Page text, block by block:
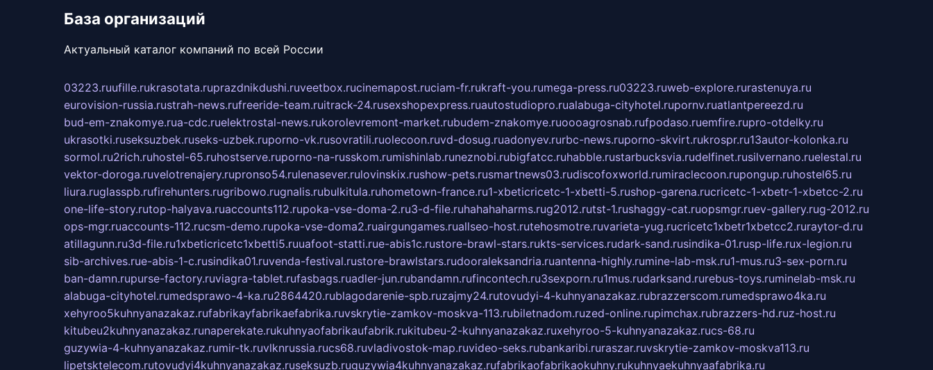
База организаций
Актуальный каталог компаний по всей России
03223.ruufille.rukrasotata.ruprazdnikdushi.ruveetbox.rucinemapost.ruciam-fr.rukraft-you.rumega-press.ru03223.ruweb-explore.rurastenuya.ru
eurovision-russia.rustrah-news.rufreeride-team.ruitrack-24.rusexshopexpress.ruautostudiopro.rualabuga-cityhotel.rupornv.ruatlantpereezd.ru
bud-em-znakomye.rua-cdc.ruelektrostal-news.rukorolevremont-market.rubudem-znakomye.ruoooagrosnab.rufpodaso.ruemfire.rupro-otdelky.ru
ukrasotki.ruseksuzbek.ruseks-uzbek.ruporno-vk.rusovratili.ruolecoon.ruvd-dosug.ruadonyev.rurbc-news.ruporno-skvirt.rukrospr.ru13autor-kolonka.ru
sormol.ru2rich.ruhostel-65.ruhostserve.ruporno-na-russkom.rumishinlab.runeznobi.rubigfatcc.ruhabble.rustarbucksvia.rudelfinet.rusilvernano.ruelestal.ru
vektor-doroga.ruvelotrenajery.rupronso54.rulenasever.rulovinskix.rushow-pets.rusmartnews03.rudiscofoxworld.rumiraclecoon.rupongup.ruhostel65.ru
liura.ruglasspb.rufirehunters.rugribowo.rugnalis.rubulkitula.ruhometown-france.ru1-xbeticricetc-1-xbetti-5.rushop-garena.rucricetc-1-xbetr-1-xbetcc-2.ru
one-life-story.rutop-halyava.ruaccounts112.rupoka-vse-doma-2.ru3-d-file.ruhahahaharms.rug2012.rutst-1.rushaggy-cat.ruopsmgr.ruev-gallery.rug-2012.ru
ops-mgr.ruaccounts-112.rucsm-demo.rupoka-vse-doma2.ruairgungames.ruallseo-host.rutehosmotre.ruvarieta-yug.rucricetc1xbetr1xbetcc2.ruraytor-d.ru
atillagunn.ru3d-file.ru1xbeticricetc1xbetti5.ruuafoot-statti.rue-abis1c.rustore-brawl-stars.rukts-services.rudark-sand.rusindika-01.rusp-life.rux-legion.ru
sib-archives.rue-abis-1-c.rusindika01.ruvenda-festival.rustore-brawlstars.rudooraleksandria.ruantenna-highly.rumine-lab-msk.ru1-mus.ru3-sex-porn.ru
ban-damn.rupurse-factory.ruviagra-tablet.rufasbags.ruadler-jun.rubandamn.rufincontech.ru3sexporn.ru1mus.rudarksand.rurebus-toys.ruminelab-msk.ru
alabuga-cityhotel.rumedsprawo-4-ka.ru2864420.rublagodarenie-spb.ruzajmy24.rutovudyi-4-kuhnyanazakaz.rubrazzerscom.rumedsprawo4ka.ru
xehyroo5kuhnyanazakaz.rufabrikayfabrikaefabrika.ruvskrytie-zamkov-moskva-113.rubiletnadom.ruzed-online.rupimchax.rubrazzers-hd.ruz-host.ru
kitubeu2kuhnyanazakaz.runaperekate.rukuhnyaofabrikaufabrik.rukitubeu-2-kuhnyanazakaz.ruxehyroo-5-kuhnyanazakaz.rucs-68.ru
guzywia-4-kuhnyanazakaz.rumir-tk.ruvlknrussia.rucs68.ruvladivostok-map.ruvideo-seks.rubankaribi.ruraszar.ruvskrytie-zamkov-moskva113.ru
lipetsktelecom.rutovudyi4kuhnyanazakaz.ruseksuzb.ruguzywia4kuhnyanazakaz.rufabrikaofabrikaokuhny.rukuhnyaekuhnyaafabrika.ru